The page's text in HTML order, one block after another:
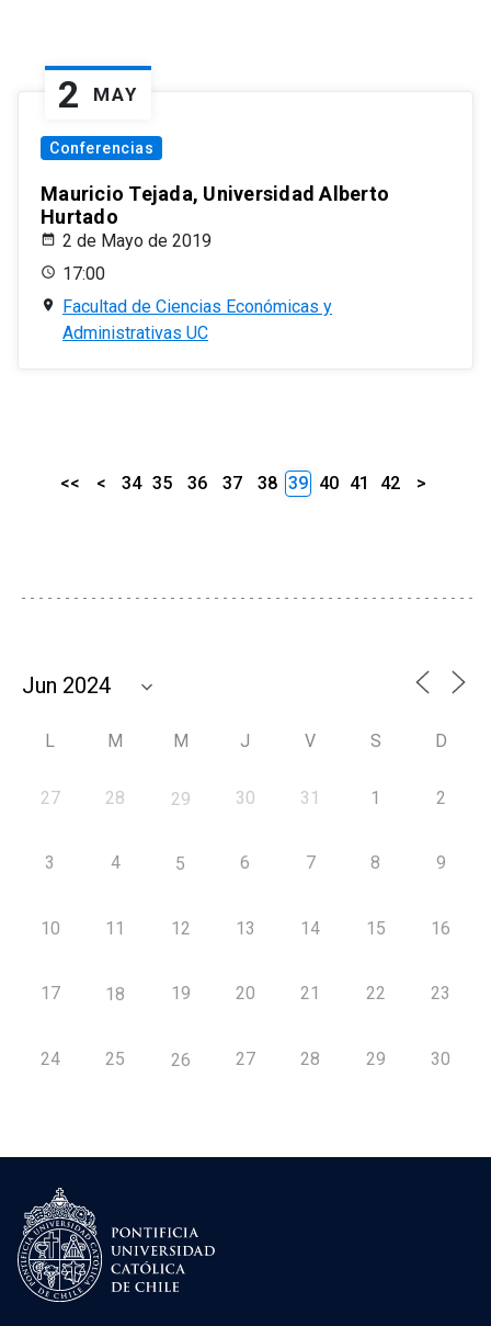
2 MAY
Conferencias
Mauricio Tejada, Universidad Alberto
Hurtado
2 de Mayo de 2019
17:00
Facultad de Ciencias Económicas y
Administrativas UC
<< < 34 35 36 37 38 39 40 41 42 >
L M M J V S D
27 28 29 30 31 1 2
3 4 5 6 7 8 9
10 11 12 13 14 15 16
17 18 19 20 21 22 23
24 25 26 27 28 29 30